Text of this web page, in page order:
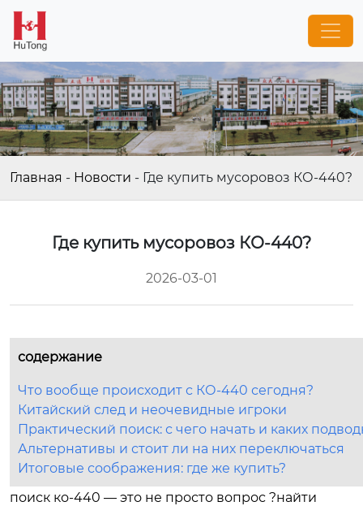
Главная - Новости - Где купить мусоровоз КО-440?
Где купить мусоровоз КО-440?
2026-03-01
содержание
Что вообще происходит с КО-440 сегодня?
Китайский след и неочевидные игроки
Практический поиск: с чего начать и каких
Альтернативы и стоит ли на них переключаться
Итоговые соображения: где же купить?
поиск ко-440 — это не просто вопрос ?найти